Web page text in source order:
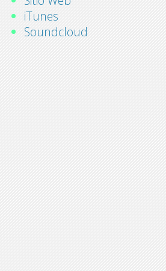
iTunes
Soundcloud